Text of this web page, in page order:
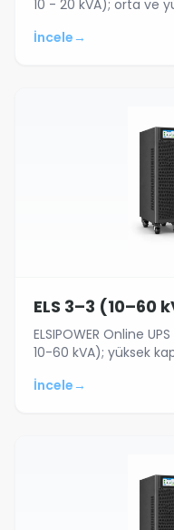
10 - 20 kVA); orta ve
İncele →
ELS 3–3 (10–60
ELSIPOWER Online
10-60 kVA); yüksek
İncele →